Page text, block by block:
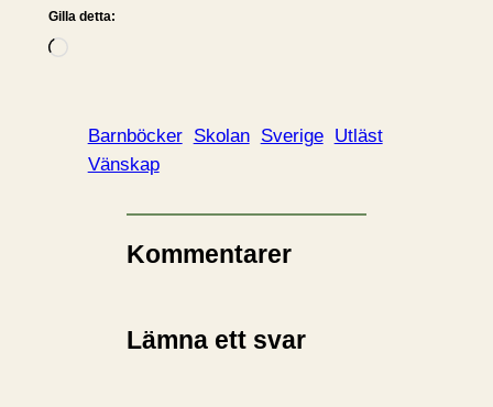
Gilla detta:
L
Barnböcker Skolan Sverige Utläst
Vänskap
Kommentarer
Lämna ett svar